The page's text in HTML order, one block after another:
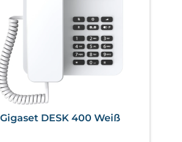
Gigaset DESK 400 Weiß